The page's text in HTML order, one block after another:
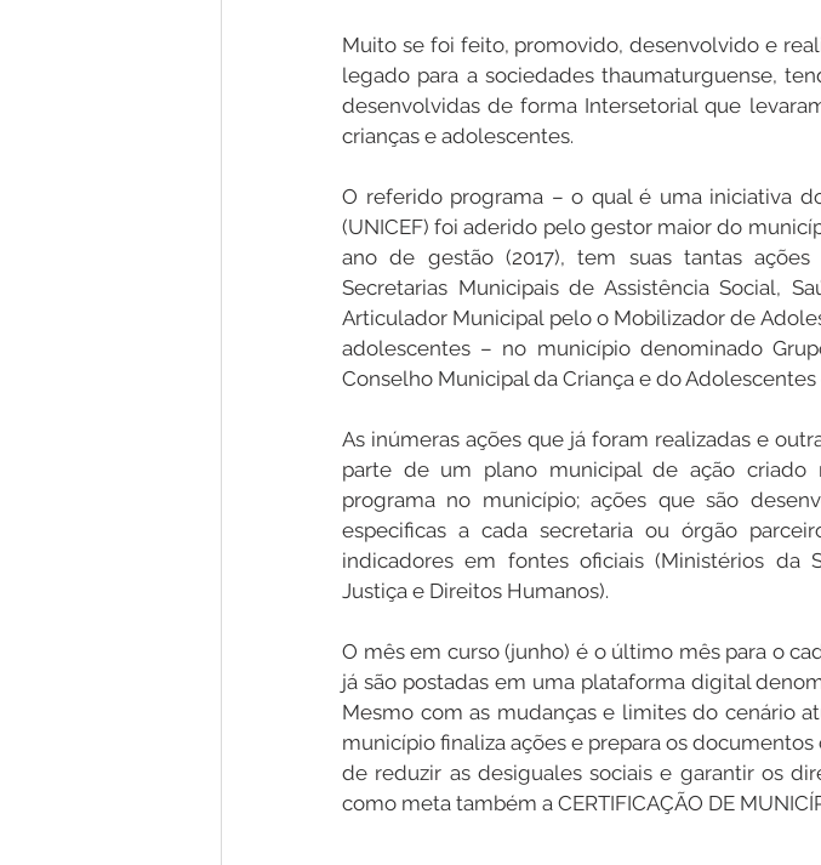
Muito se foi feito, promovido, desenvolvido e
legado para a sociedades thaumaturguense,
desenvolvidas de forma Intersetorial que
crianças e adolescentes.
O referido programa – o qual é uma iniciativa
(UNICEF) foi aderido pelo gestor maior do
ano de gestão (2017), tem suas tantas
Secretarias Municipais de Assistência Social,
Articulador Municipal pelo o Mobilizador de
adolescentes – no município denominado
Conselho Municipal da Criança e do Adolescentes
As inúmeras ações que já foram realizadas e
parte de um plano municipal de ação criado
programa no município; ações que são
especificas a cada secretaria ou órgão
indicadores em fontes oficiais (Ministérios da
Justiça e Direitos Humanos).
O mês em curso (junho) é o último mês para o
já são postadas em uma plataforma digital
Mesmo com as mudanças e limites do cenário
município finaliza ações e prepara os
de reduzir as desiguales sociais e garantir os
como meta também a CERTIFICAÇÃO DE